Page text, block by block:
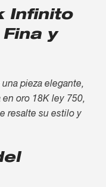
Infinito
y
pieza elegante,
oro 18K ley 750,
resalte su estilo y